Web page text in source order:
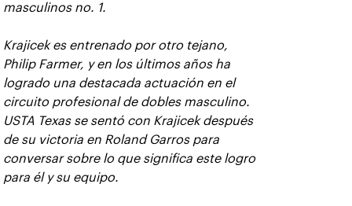
masculinos no. 1.
Krajicek es entrenado por otro tejano,
Philip Farmer, y en los últimos años ha
logrado una destacada actuación en el
circuito profesional de dobles masculino.
USTA Texas se sentó con Krajicek después
de su victoria en Roland Garros para
conversar sobre lo que significa este logro
para él y su equipo.